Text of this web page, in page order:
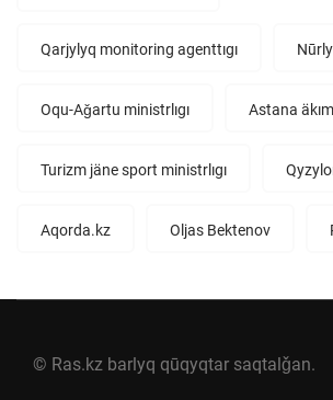
Qarjylyq monitoring agenttıgı
Oqu-Aǧartu ministrlıgı Astana
Turizm jäne sport ministrlıgı
Aqorda.kz Oljas Bektenov
© Ras.kz barlyq qūqyqtar saqtalǧan.